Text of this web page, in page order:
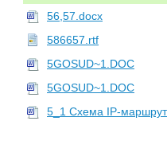
56,57.docx
586657.rtf
5GOSUD~1.DOC
5GOSUD~1.DOC
5_1 Схема IP-